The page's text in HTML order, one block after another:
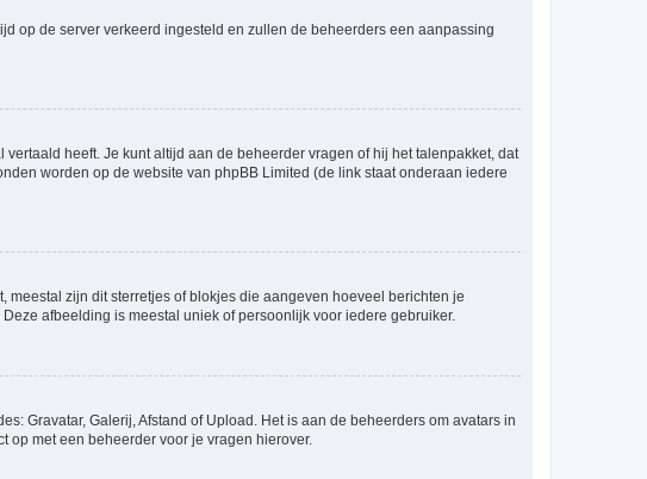
op de server verkeerd ingesteld en zullen de beheerders een aanpassing
heeft. Je kunt altijd aan de beheerder vragen of hij het talenpakket, dat
worden op de website van phpBB Limited (de link staat onderaan iedere
zijn dit sterretjes of blokjes die aangeven hoeveel berichten je
afbeelding is meestal uniek of persoonlijk voor iedere gebruiker.
Gravatar, Galerij, Afstand of Upload. Het is aan de beheerders om avatars in
op met een beheerder voor je vragen hierover.